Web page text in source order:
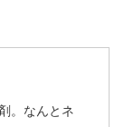
。なんとネ